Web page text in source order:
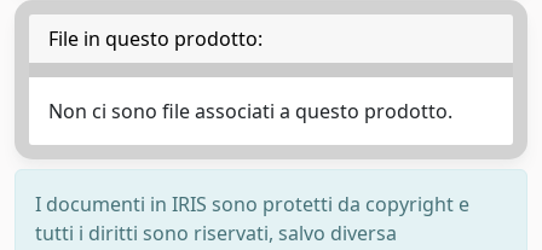
File in questo prodotto:
Non ci sono file associati a questo prodotto.
I documenti in IRIS sono protetti da copyright e
tutti i diritti sono riservati, salvo diversa